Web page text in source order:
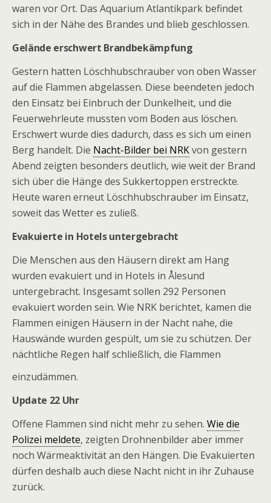
waren vor Ort. Das Aquarium Atlantikpark befindet
sich in der Nähe des Brandes und blieb geschlossen.
Gelände erschwert Brandbekämpfung
Gestern hatten Löschhubschrauber von oben Wasser
auf die Flammen abgelassen. Diese beendeten jedoch
den Einsatz bei Einbruch der Dunkelheit, und die
Feuerwehrleute mussten vom Boden aus löschen.
Erschwert wurde dies dadurch, dass es sich um einen
Berg handelt. Die Nacht-Bilder bei NRKvon gestern
Abend zeigten besonders deutlich, wie weit der Brand
sich über die Hänge des Sukkertoppen erstreckte.
Heute waren erneut Löschhubschrauber im Einsatz,
soweit das Wetter es zuließ.
Evakuierte in Hotels untergebracht
Die Menschen aus den Häusern direkt am Hang
wurden evakuiert und in Hotels in Ålesund
untergebracht. Insgesamt sollen 292 Personen
evakuiert worden sein. Wie NRK berichtet, kamen die
Flammen einigen Häusern in der Nacht nahe, die
Hauswände wurden gespült, um sie zu schützen. Der
nächtliche Regen half schließlich, die Flammen
einzudämmen.
Update 22 Uhr
Offene Flammen sind nicht mehr zu sehen. Wie die
Polizei meldete, zeigten Drohnenbilder aber immer
noch Wärmeaktivität an den Hängen. Die Evakuierten
dürfen deshalb auch diese Nacht nicht in ihr Zuhause
zurück.